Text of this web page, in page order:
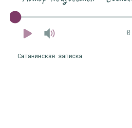
Сатанинская записка